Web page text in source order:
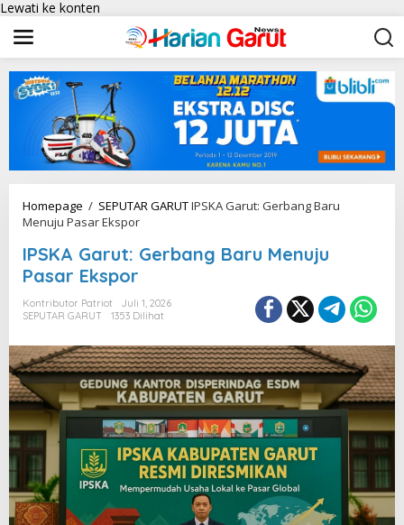
Lewati ke konten
Homepage / SEPUTAR GARUTIPSKA Garut: Gerbang Baru
Menuju Pasar Ekspor
IPSKA Garut: Gerbang Baru Menuju
Pasar Ekspor
Kontributor Patriot
Juli 1, 2026
SEPUTAR GARUT
1353 Dilihat